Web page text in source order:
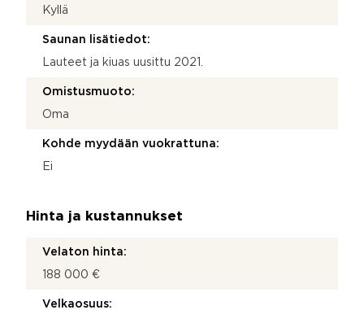
Kyllä
Saunan lisätiedot:
Lauteet ja kiuas uusittu 2021.
Omistusmuoto:
Oma
Kohde myydään vuokrattuna:
Ei
Hinta ja kustannukset
Velaton hinta:
188 000 €
Velkaosuus: